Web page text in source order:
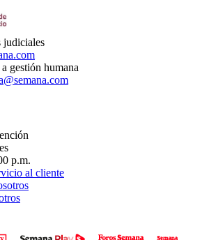
judiciales
gestión humana
p.m.
al cliente